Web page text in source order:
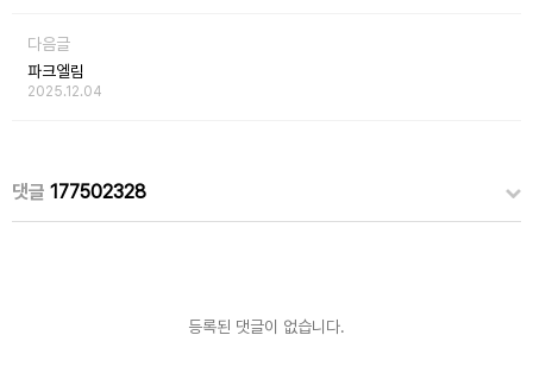
다음글
파크엘림
2025.12.04
댓글 177502328
등록된 댓글이 없습니다.